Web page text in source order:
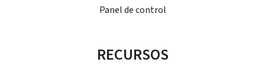
Panel de control
RECURSOS